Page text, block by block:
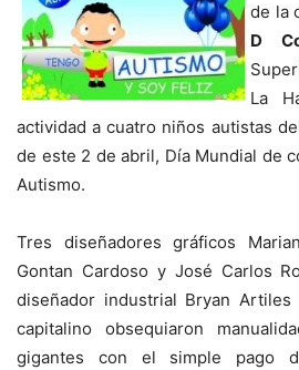
de la
D
La
actividad a cuatro niños autistas
de este 2 de abril, Día Mundial de
Autismo.
Tres diseñadores gráficos
Gontan Cardoso y José Carlos
diseñador industrial Bryan Artiles
capitalino obsequiaron
gigantes con el simple pago